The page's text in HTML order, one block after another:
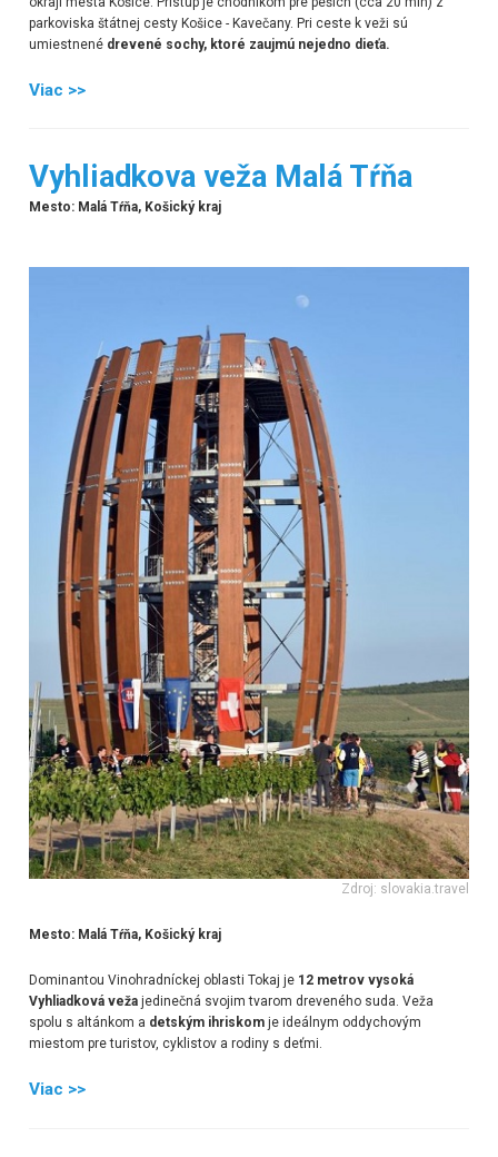
parkoviska štátnej cesty Košice - Kavečany. Pri ceste k veži sú
umiestnené drevené sochy, ktoré zaujmú nejedno dieťa.
Viac >>
Vyhliadkova veža Malá Tŕňa
Mesto: Malá Tŕňa, Košický kraj
Zdroj: slovakia.travel
Mesto: Malá Tŕňa, Košický kraj
Dominantou Vinohradníckej oblasti Tokaj je 12 metrov vysoká
Vyhliadková veža jedinečná svojim tvarom dreveného suda. Veža
spolu s altánkom a detským ihriskomje ideálnym oddychovým
miestom pre turistov, cyklistov a rodiny s deťmi.
Viac >>